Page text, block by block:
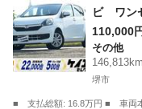
ビ ワン
ストッ
ンドウ
110,000
その他
堺市
■ 支払総額: 16.8万円 ■ 車両